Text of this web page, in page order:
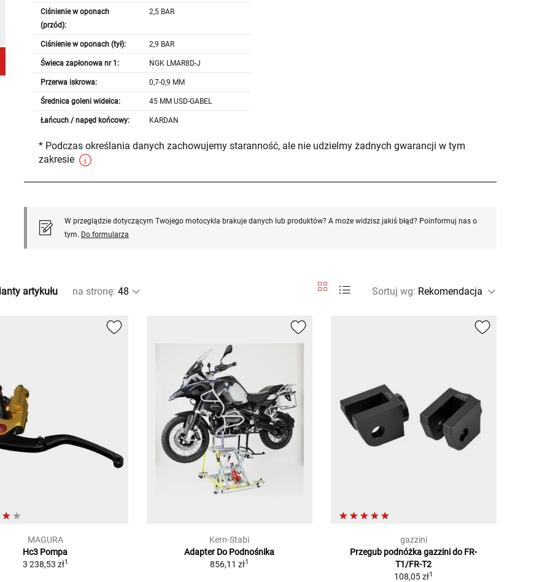
Ciśnienie w oponach
(przód):
2,5 BAR
Ciśnienie w oponach (tył): 2,9 BAR
Świeca zapłonowa nr 1: NGK LMAR8D-J
Przerwa iskrowa: 0,7-0,9 MM
Średnica goleni widelca: 45 MM USD-GABEL
Łańcuch / napęd końcowy: KARDAN
* Podczas określania danych zachowujemy staranność, ale nie udzielmy żadnych gwarancji w tym
zakresie
W przeglądzie dotyczącym Twojego motocykla brakuje danych lub produktów? A może widzisz jakiś błąd? Poinformuj nas o
tym. Do formularza
artykułu na stronę: Sortuj wg:
MAGURA
Hc3 Pompa
3 238,53 zł1
Kern-Stabi
Adapter Do Podnośnika
856,11 zł1
gazzini
Przegub podnóżka gazzini do FR-
T1/FR-T2
108,05 zł1